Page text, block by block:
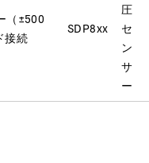
（±500
接続
SDP8xx
圧
セ
ン
サ
ー